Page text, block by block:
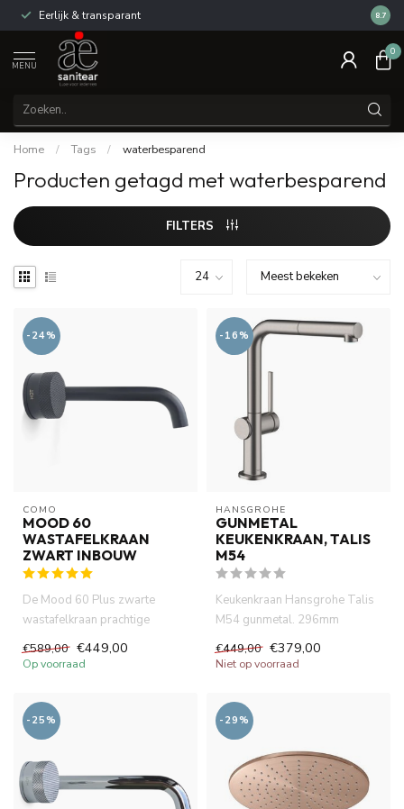
Reviews van klanten: 9/108.7
MENU
0
Home / Tags / waterbesparend
Producten getagd met waterbesparend
FILTERS
-24%
COMO
MOOD 60
WASTAFELKRAAN
ZWART INBOUW
De Mood 60 Plus zwarte
wastafelkraan prachtige
uitstraling van matte afwerking,
...
€589,00 €449,00
Op voorraad
-16%
HANSGROHE
GUNMETAL
KEUKENKRAAN, TALIS
M54
Keukenkraan Hansgrohe Talis
M54 gunmetal. 296mm
hoogde, uittrekbare
handdouche. ...
€449,00 €379,00
Niet op voorraad
-25% -29%